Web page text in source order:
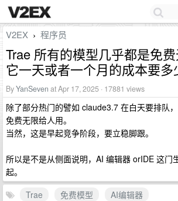
V2EX › 程序员
Trae 所有的模型几乎都是免费
它一天或者一个月的成本要多
ByYanSeven at Apr 17, 2025 · 17881 views
除了部分热门的譬如 claude3.7 在白天要排队
免费无限给人用。
当然，这是早起竞争阶段，要立稳脚跟。
所以是不是从侧面说明，AI 编辑器 orIDE 这门
起。
Trae
免费模型
AI编辑器